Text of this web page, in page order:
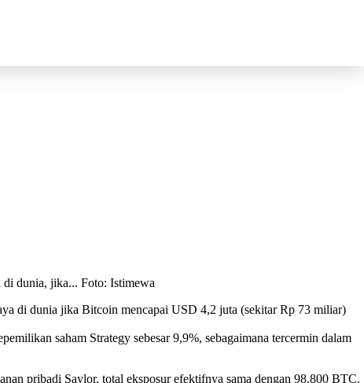
di dunia, jika... Foto: Istimewa
di dunia jika Bitcoin mencapai USD 4,2 juta (sekitar Rp 73 miliar)
saham Strategy sebesar 9,9%, sebagaimana tercermin dalam
pribadi Saylor, total eksposur efektifnya sama dengan 98.800 BTC.